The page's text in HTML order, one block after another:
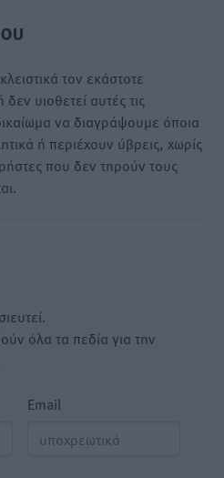
τον εκάστοτε
υιοθετεί αυτές τις
να διαγράψουμε όποια
ή περιέχουν ύβρεις, χωρίς
που δεν τηρούν τους
όλα τα πεδία για την
Email